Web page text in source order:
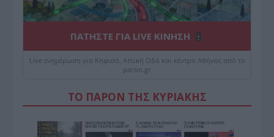
ΠΑΤΗΣΤΕ ΓΙΑ LIVE ΚΙΝΗΣΗ
Live ενημέρωση για Κηφισό, Αττική Οδό και κέντρο Αθήνας από το
paron.gr
ΤΟ ΠΑΡΟΝ ΤΗΣ ΚΥΡΙΑΚΗΣ